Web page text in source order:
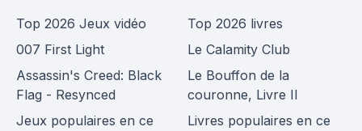
Top 2026 Jeux vidéo
007 First Light
Assassin's Creed: Black
Flag - Resynced
Jeux populaires en ce
Top 2026 livres
Le Calamity Club
Le Bouffon de la
couronne, Livre II
Livres populaires en ce